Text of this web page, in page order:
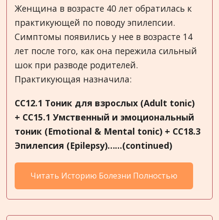
Женщина в возрасте 40 лет обратилась к
практикующей по поводу эпилепсии.
Симптомы появились у нее в возрасте 14
лет после того, как она пережила сильный
шок при разводе родителей.
Практикующая назначила:
CC12.1 Тоник для взрослых (Adult tonic)
+ CC15.1Умственный и эмоциональный
тоник (Emotional & Mental tonic) + CC18.3
Эпилепсия (Epilepsy)…...(continued)
Читать Историю Болезни Полностью